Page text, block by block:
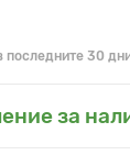
последните 30
за